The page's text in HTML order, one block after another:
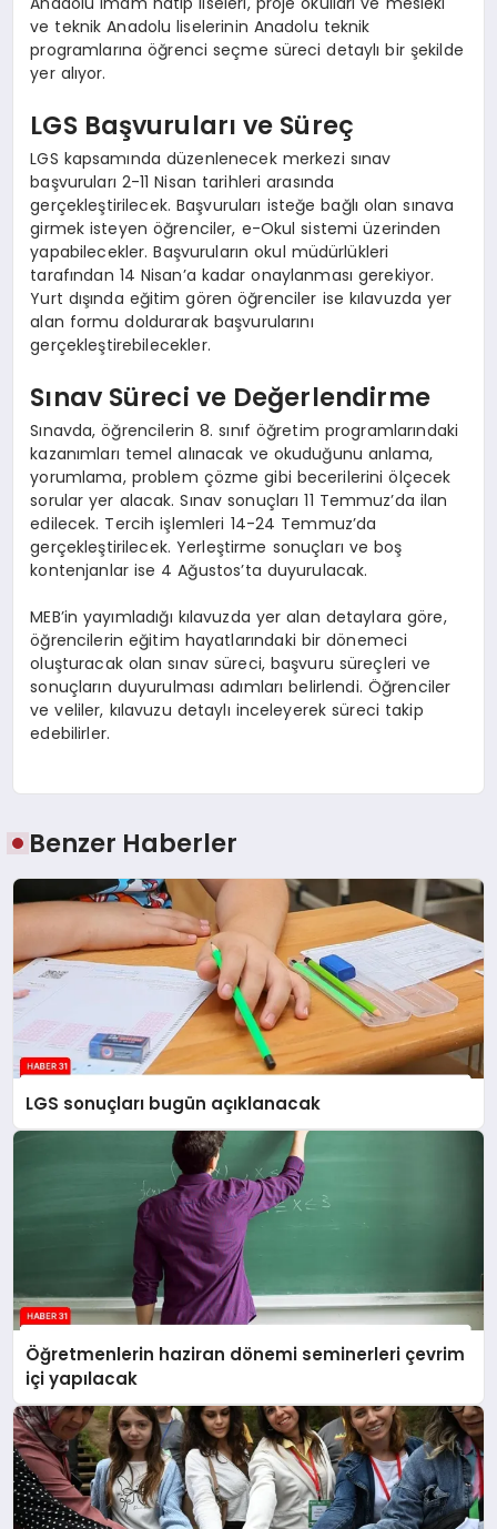
ve teknik Anadolu liselerinin Anadolu teknik
programlarına öğrenci seçme süreci detaylı bir şekilde
yer alıyor.
LGS Başvuruları ve Süreç
LGS kapsamında düzenlenecek merkezi sınav
başvuruları 2-11 Nisan tarihleri arasında
gerçekleştirilecek. Başvuruları isteğe bağlı olan sınava
girmek isteyen öğrenciler, e-Okul sistemi üzerinden
yapabilecekler. Başvuruların okul müdürlükleri
tarafından 14 Nisan’a kadar onaylanması gerekiyor.
Yurt dışında eğitim gören öğrenciler ise kılavuzda yer
alan formu doldurarak başvurularını
gerçekleştirebilecekler.
Sınav Süreci ve Değerlendirme
Sınavda, öğrencilerin 8. sınıf öğretim programlarındaki
kazanımları temel alınacak ve okuduğunu anlama,
yorumlama, problem çözme gibi becerilerini ölçecek
sorular yer alacak. Sınav sonuçları 11 Temmuz’da ilan
edilecek. Tercih işlemleri 14-24 Temmuz’da
gerçekleştirilecek. Yerleştirme sonuçları ve boş
kontenjanlar ise 4 Ağustos’ta duyurulacak.
MEB’in yayımladığı kılavuzda yer alan detaylara göre,
öğrencilerin eğitim hayatlarındaki bir dönemeci
oluşturacak olan sınav süreci, başvuru süreçleri ve
sonuçların duyurulması adımları belirlendi. Öğrenciler
ve veliler, kılavuzu detaylı inceleyerek süreci takip
edebilirler.
Benzer Haberler
LGS sonuçları bugün açıklanacak
Öğretmenlerin haziran dönemi seminerleri çevrim
içi yapılacak